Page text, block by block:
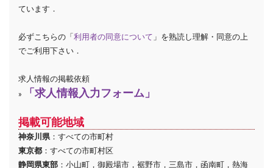
ています．
必ずこちらの「利用者の同意について 」を熟読し理解・同意の上
でご利用下さい．
求人情報の掲載依頼
»
「求人情報入力フォーム」
掲載可能地域
神奈川県 ：すべての市町村
東京都 ：すべての市町村区
静岡県東部 ：小山町，御殿場市，裾野市，三島市，函南町，熱海